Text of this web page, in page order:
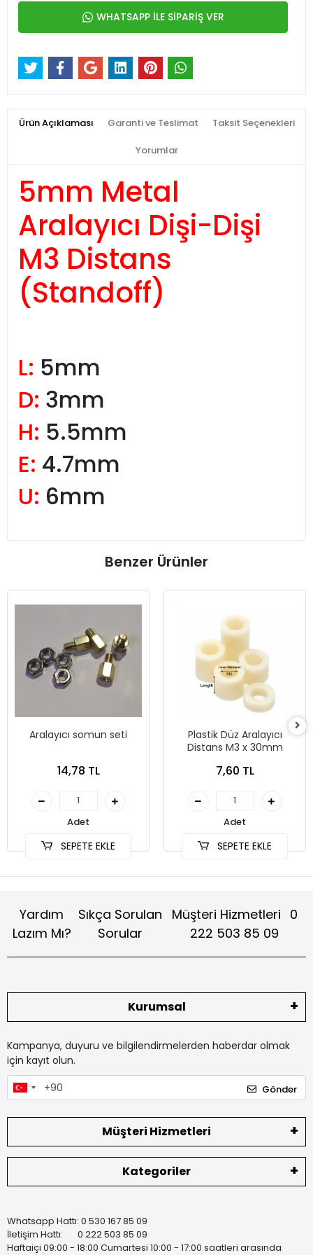
WHATSAPP İLE SİPARİŞ VER
Ürün Açıklaması Garanti ve Teslimat Taksit Seçenekleri
Yorumlar
5mm Metal
Aralayıcı Dişi-Dişi
M3 Distans
(Standoff)
L: 5mm
D: 3mm
H: 5.5mm
E: 4.7mm
U: 6mm
Benzer Ürünler
Aralayıcı somun seti
14,78 TL
Adet
SEPETE EKLE
Plastik Düz Aralayıcı
Distans M3 x 30mm
7,60 TL
Adet
SEPETE EKLE
Yardım
Lazım Mı?
Sıkça Sorulan
Sorular
Müşteri Hizmetleri 0
222 503 85 09
Kurumsal
Kampanya, duyuru ve bilgilendirmelerden haberdar olmak
için kayıt olun.
Gönder
Müşteri Hizmetleri
Kategoriler
Whatsapp Hattı: 0 530 167 85 09
İletişim Hattı: 0 222 503 85 09
Haftaiçi 09:00 - 18:00 Cumartesi 10:00 - 17:00 saatleri arasında